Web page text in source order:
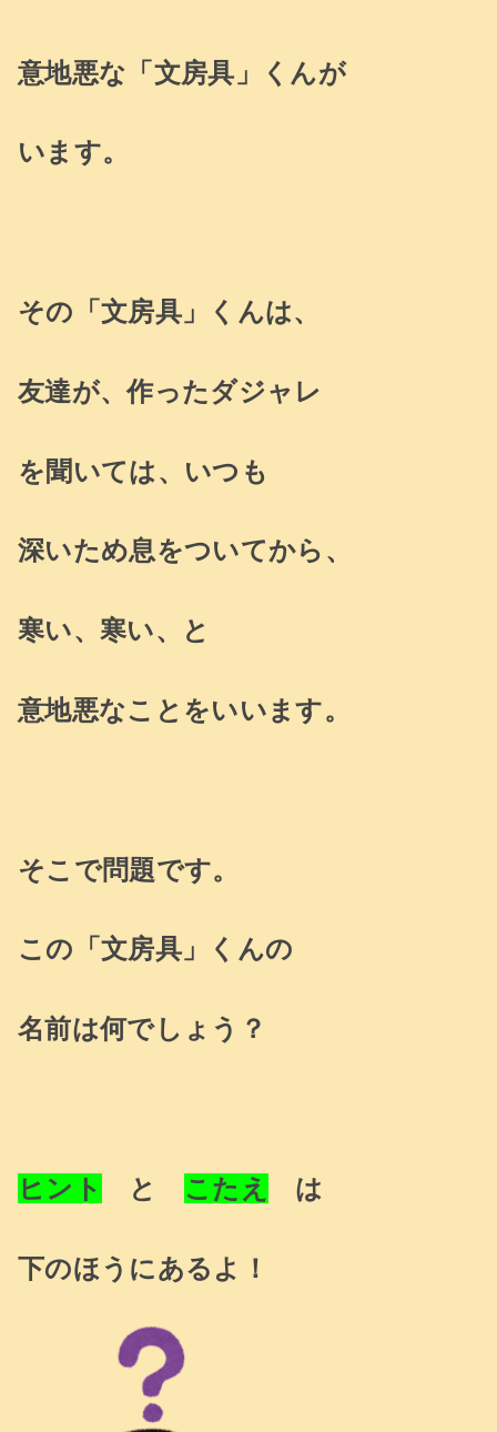
意地悪な「文房具」くんが
います。
その「文房具」くんは、
友達が、作ったダジャレ
を聞いては、 いつも
深いため息をついてから、
寒い、寒い、と
意地悪なことをいいます。
そこで問題です。
この「文房具」くんの
名前は何でしょう？
ヒント と こたえ は
下のほうにあるよ！